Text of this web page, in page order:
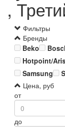
,
Фильтры
Бренды
Beko
Hotpoint/
Samsung
Цена, руб
от
до